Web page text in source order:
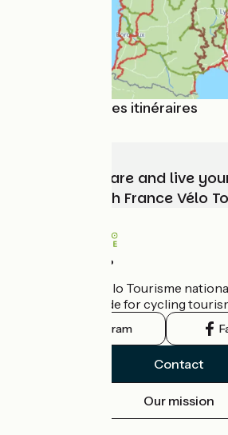
Carte de tous les itinéraires
Choose, prepare and live
adventure with France Vélo
Who are we?
The France Vélo Tourisme
the official guide for cycling
Instagram
Contact
Our mission